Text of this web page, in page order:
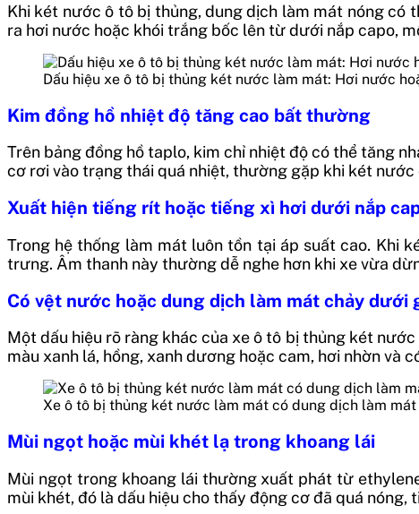
Khi két nước ô tô bị thủng, dung dịch làm mát nóng có
ra hơi nước hoặc khói trắng bốc lên từ dưới nắp capo,
Dấu hiệu xe ô tô bị thủng két nước làm mát: Hơi nước
Kim đồng hồ nhiệt độ tăng cao bất thường
Trên bảng đồng hồ taplo, kim chỉ nhiệt độ có thể tăng
cơ rơi vào trạng thái quá nhiệt, thường gặp khi két
Xuất hiện tiếng rít hoặc tiếng xì hơi dưới nắp
Trong hệ thống làm mát luôn tồn tại áp suất cao. Khi
trưng. Âm thanh này thường dễ nghe hơn khi xe vừa
Có vệt nước hoặc dung dịch làm mát chảy dưới
Một dấu hiệu rõ ràng khác của xe ô tô bị thủng két
màu xanh lá, hồng, xanh dương hoặc cam, hơi nhờn và
Xe ô tô bị thủng két nước làm mát có dung dịch làm mát
Mùi ngọt hoặc mùi khét lạ trong khoang lái
Mùi ngọt trong khoang lái thường xuất phát từ
mùi khét, đó là dấu hiệu cho thấy động cơ đã quá